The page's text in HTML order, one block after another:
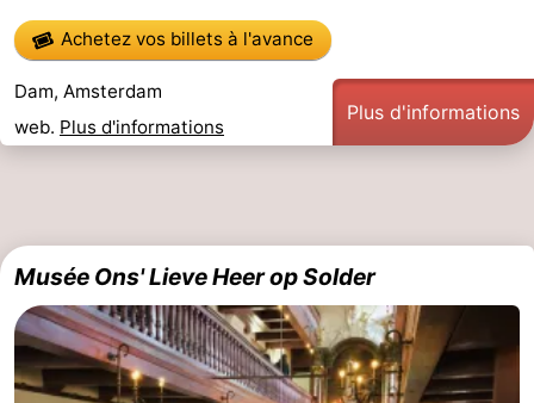
vélo
Vie
Nocturne
Aliments
et
Shopping
Grands
Magasins
Faire
du
Événements
Achetez vos billets à l'avance
Dam, Amsterdam
web. Plus d'informations
Plus d'informations
Musée Ons' Lieve Heer op Solder